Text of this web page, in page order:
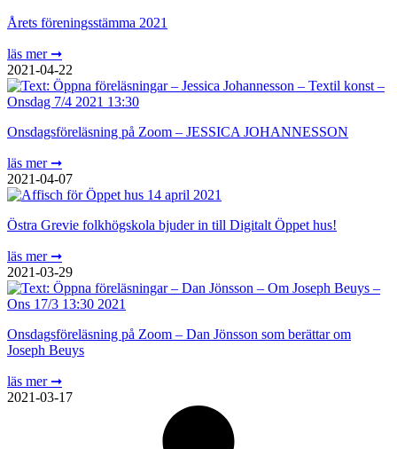
Årets föreningsstämma 2021
läs mer ➞
2021-04-22
Onsdagsföreläsning på Zoom – JESSICA JOHANNESSON
läs mer ➞
2021-04-07
Östra Grevie folkhögskola bjuder in till Digitalt Öppet hus!
läs mer ➞
2021-03-29
Onsdagsföreläsning på Zoom – Dan Jönsson som berättar om
Joseph Beuys
läs mer ➞
2021-03-17